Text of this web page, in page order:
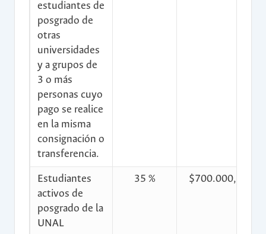
estudiantes de
posgrado de
otras
universidades
y a grupos de
3 o más
personas cuyo
pago se realice
en la misma
consignación o
transferencia.
Estudiantes
activos de
posgrado de la
UNAL
35 % $700.000,00